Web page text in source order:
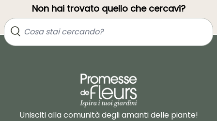
Non hai trovato quello che cercavi?
Unisciti alla comunità degli amanti delle piante!